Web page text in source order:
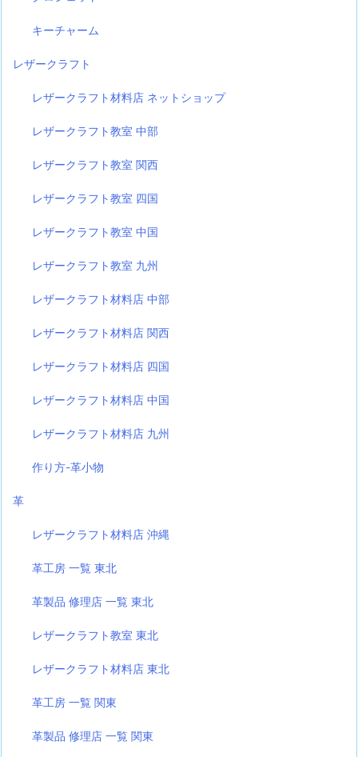
キーチャーム
レザークラフト
レザークラフト材料店 ネットショップ
レザークラフト教室 中部
レザークラフト教室 関西
レザークラフト教室 四国
レザークラフト教室 中国
レザークラフト教室 九州
レザークラフト材料店 中部
レザークラフト材料店 関西
レザークラフト材料店 四国
レザークラフト材料店 中国
レザークラフト材料店 九州
作り方-革小物
革
レザークラフト材料店 沖縄
革工房 一覧 東北
革製品 修理店 一覧 東北
レザークラフト教室 東北
レザークラフト材料店 東北
革工房 一覧 関東
革製品 修理店 一覧 関東